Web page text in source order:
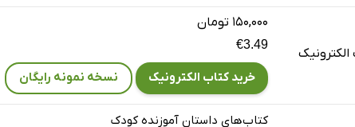
عجیب‌وغریب است
توی دردسر افتاده
از زنجیر رها شده‌
۱۵۰,۰۰۰ تومان
€3.49
خرید کتاب الکترونیک نسخه نمونه رایگان
کتاب‌های داستان آموزنده کودک